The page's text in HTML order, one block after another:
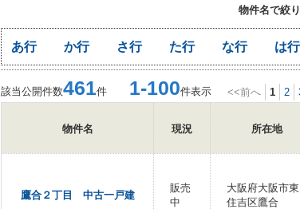
物件名で絞
あ行 か行 さ行 た行 な行 は行
該当公開件数461件 1-100件表示 <<前へ 1 2
物件名 現況 所在地
鷹合２丁目 中古一戸建
販売
中
大阪府大阪市東
住吉区鷹合